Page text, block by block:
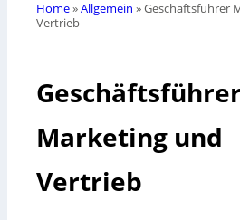
Home»Allgemein »Geschäftsführer
Vertrieb
Geschäftsführer
Marketing und
Vertrieb